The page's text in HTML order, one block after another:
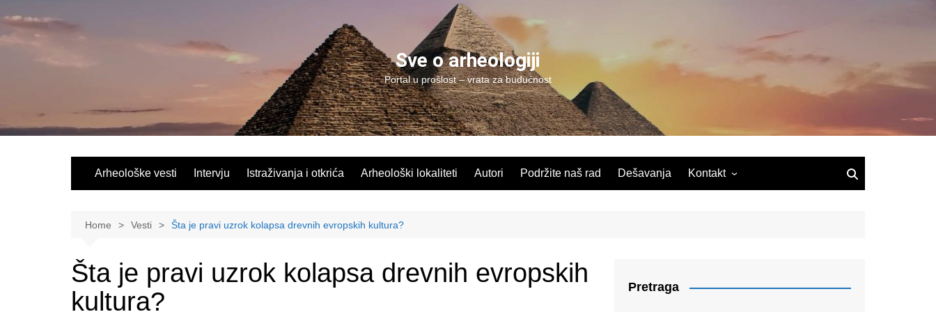
Sve o arheologiji
Portal u prošlost – vrata za budućnost
Arheološke vesti Intervju Istraživanja i otkrića Arheološki lokaliteti Autori Podržite naš rad Dešavanja Kontakt
Home Vesti Šta je pravi uzrok kolapsa drevnih evropskih kultura?
Šta je pravi uzrok kolapsa drevnih evropskih
kultura?
Pretraga